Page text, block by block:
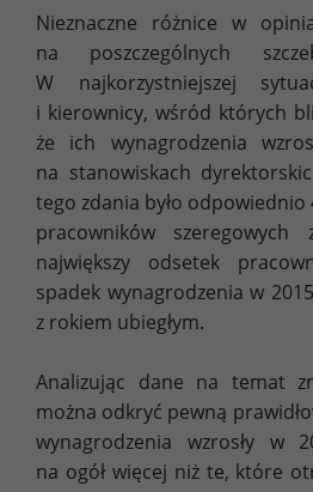
Nieznaczne różnice w
na poszczególnych
W najkorzystniejszej
i kierownicy, wśród których
że ich wynagrodzenia
na stanowiskach
tego zdania było odpowiednio
pracowników szeregowych
największy odsetek
spadek wynagrodzenia w
z rokiem ubiegłym.
Analizując dane na temat
można odkryć pewną
wynagrodzenia wzrosły w
na ogół więcej niż te, które